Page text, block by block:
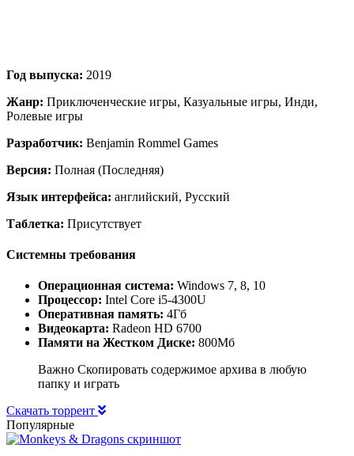
Год выпуска: 2019
Жанр: Приключенческие игры, Казуальные игры, Инди,
Ролевые игры
Разработчик: Benjamin Rommel Games
Версия: Полная (Последняя)
Язык интерфейса: английский, Русский
Таблетка: Присутствует
Системны требования
Операционная система: Windows 7, 8, 10
Процессор: Intel Core i5-4300U
Оперативная память: 4Гб
Видеокарта: Radeon HD 6700
Памяти на Жестком Диске: 800Мб
Важно Скопировать содержимое архива в любую
папку и играть
Скачать торрент
Популярные